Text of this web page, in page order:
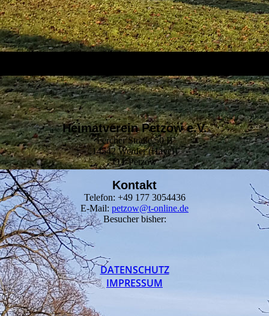
Heimatverein Petzow e.V.
Fercher Straße 50 B
14542 Werder (Havel)
OT Petzow
Kontakt
Telefon: +49 177 3054436
E-Mail: petzow@t-online.de
Besucher bisher:
DATEN­SCHUTZ
IMPRESSUM